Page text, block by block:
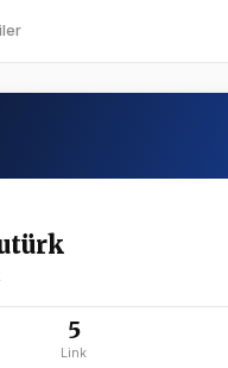
5
Link